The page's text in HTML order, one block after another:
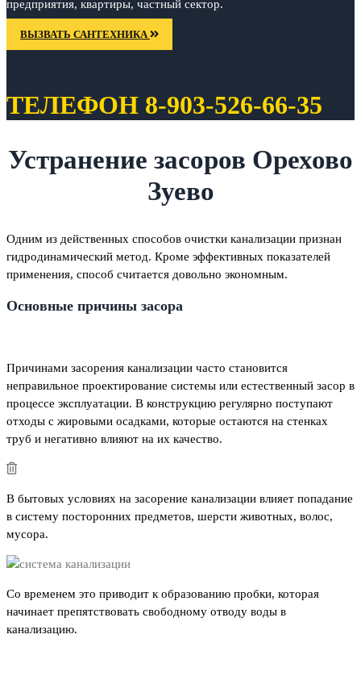
предприятия, квартиры, частный сектор.
ВЫЗВАТЬ САНТЕХНИКА
ТЕЛЕФОН 8-903-526-66-35
Устранение засоров Орехово
Зуево
Одним из действенных способов очистки канализации признан
гидродинамический метод. Кроме эффективных показателей
применения, способ считается довольно экономным.
Основные причины засора
Причинами засорения канализации часто становится
неправильное проектирование системы или естественный засор в
процессе эксплуатации. В конструкцию регулярно поступают
отходы с жировыми осадками, которые остаются на стенках
труб и негативно влияют на их качество.
В бытовых условиях на засорение канализации влияет попадание
в систему посторонних предметов, шерсти животных, волос,
мусора.
Со временем это приводит к образованию пробки, которая
начинает препятствовать свободному отводу воды в
канализацию.